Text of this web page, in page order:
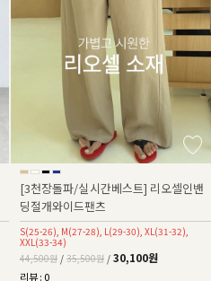
[3천장돌파/실시간베스트] 리오셀인밴
딩절개와이드팬츠
S(25-26), M(27-28), L(29-30), XL(31-32),
XXL(33-34)
44,500원 / 35,500원 / 30,100원
리뷰 : 0